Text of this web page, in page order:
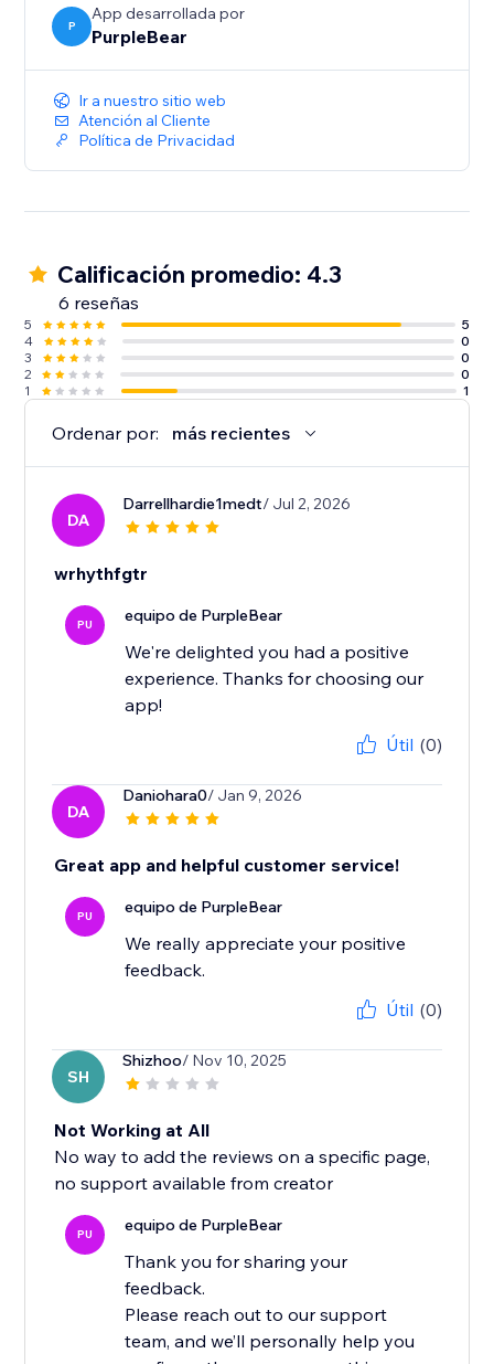
P
App desarrollada por
PurpleBear
Ir a nuestro sitio web
Atención al Cliente
Política de Privacidad
Calificación promedio: 4.3
6 reseñas
5
5
4
0
3
0
2
0
1
1
Ordenar por: más recientes
DA
Darrellhardie1medt/ Jul 2, 2026
wrhythfgtr
PU equipo de PurpleBear
We're delighted you had a positive
experience. Thanks for choosing our
app!
Útil (0)
DA
Daniohara0/ Jan 9, 2026
Great app and helpful customer service!
PU equipo de PurpleBear
We really appreciate your positive
feedback.
Útil (0)
SH
Shizhoo/ Nov 10, 2025
Not Working at All
No way to add the reviews on a specific page,
no support available from creator
PU equipo de PurpleBear
Thank you for sharing your
feedback.
Please reach out to our support
team, and we’ll personally help you